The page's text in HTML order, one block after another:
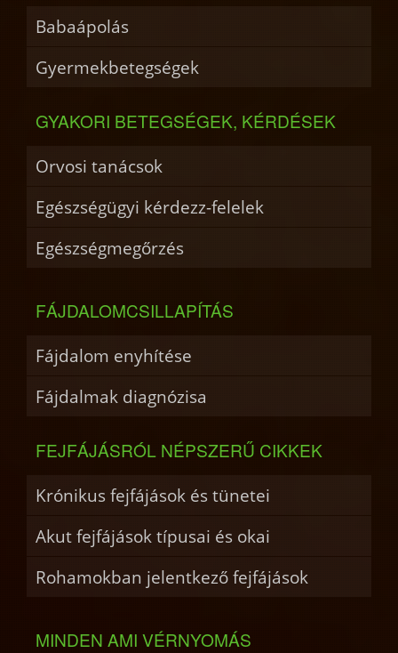
Babaápolás
Gyermekbetegségek
GYAKORI BETEGSÉGEK, KÉRDÉSEK
Orvosi tanácsok
Egészségügyi kérdezz-felelek
Egészségmegőrzés
FÁJDALOMCSILLAPÍTÁS
Fájdalom enyhítése
Fájdalmak diagnózisa
FEJFÁJÁSRÓL NÉPSZERŰ CIKKEK
Krónikus fejfájások és tünetei
Akut fejfájások típusai és okai
Rohamokban jelentkező fejfájások
MINDEN AMI VÉRNYOMÁS